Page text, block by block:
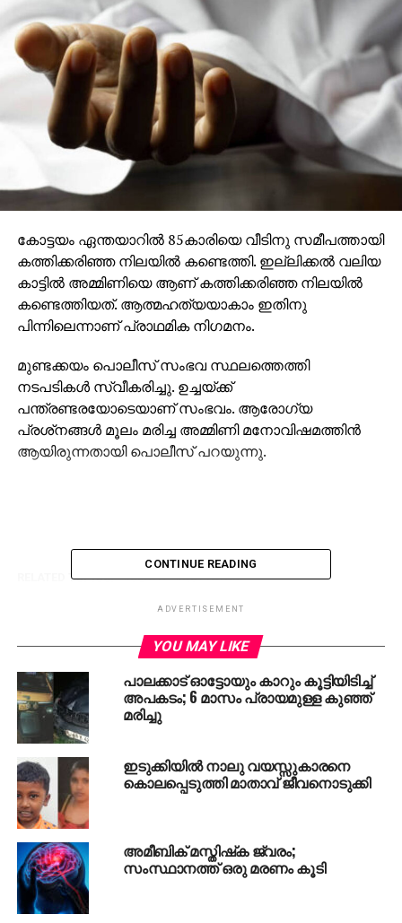
കോട്ടയം ഏന്തയാറില്‍ 85കാരിയെ വീടിനു സമീപത്തായി
കത്തിക്കരിഞ്ഞ നിലയില്‍ കണ്ടെത്തി. ഇല്ലിക്കല്‍ വലിയ
കാട്ടില്‍ അമ്മിണിയെ ആണ് കത്തിക്കരിഞ്ഞ നിലയില്‍
കണ്ടെത്തിയത്. ആത്മഹത്യയാകാം ഇതിനു
പിന്നിലെന്നാണ് പ്രാഥമിക നിഗമനം.
മുണ്ടക്കയം പൊലീസ് സംഭവ സ്ഥലത്തെത്തി
നടപടികള്‍ സ്വീകരിച്ചു. ഉച്ചയ്ക്ക്
പന്ത്രണ്ടരയോടെയാണ് സംഭവം. ആരോഗ്യ
പ്രശ്‌നങ്ങള്‍ മൂലം മരിച്ച അമ്മിണി മനോവിഷമത്തിന്‍
ആയിരുന്നതായി പൊലീസ് പറയുന്നു.
RELATED TOPICS: DEATH KOTTAYAM
13 ാമത് സംസ്ഥാന വാഫി, വഫിയ്യ ഫെസ്റ്റിന്
തുടക്കം
CONTINUE READING
ADVERTISEMENT
YOU MAY LIKE
പാലക്കാട് ഓട്ടോയും കാറും കൂട്ടിയിടിച്ച്
അപകടം; 6 മാസം പ്രായമുള്ള കുഞ്ഞ്
മരിച്ചു
ഇടുക്കിയില്‍ നാലു വയസ്സുകാരനെ
കൊലപ്പെടുത്തി മാതാവ് ജീവനൊടുക്കി
അമീബിക് മസ്തിഷ്‌ക ജ്വരം;
സംസ്ഥാനത്ത് ഒരു മരണം കൂടി